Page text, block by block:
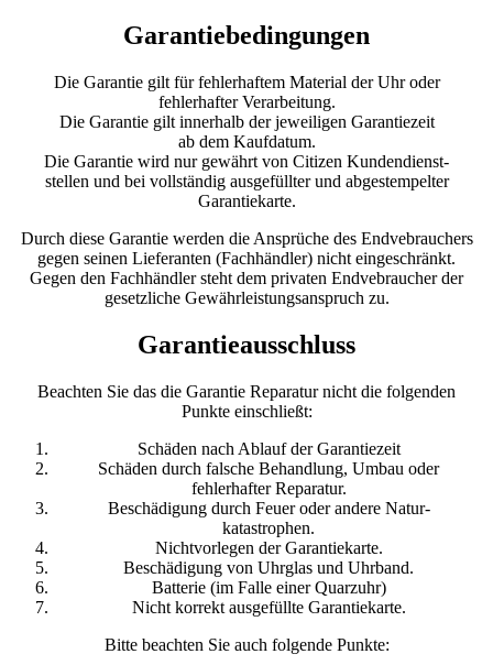
Garantiebedingungen
Die Garantie gilt für fehlerhaftem Material der Uhr oder
fehlerhafter Verarbeitung.
Die Garantie gilt innerhalb der jeweiligen Garantiezeit
ab dem Kaufdatum.
Die Garantie wird nur gewährt von Citizen Kundendienst-
stellen und bei vollständig ausgefüllter und abgestempelter
Garantiekarte.
Durch diese Garantie werden die Ansprüche des Endvebrauchers
gegen seinen Lieferanten (Fachhändler) nicht eingeschränkt.
Gegen den Fachhändler steht dem privaten Endvebraucher der
gesetzliche Gewährleistungsanspruch zu.
Garantieausschluss
Beachten Sie das die Garantie Reparatur nicht die folgenden
Punkte einschließt:
Schäden nach Ablauf der Garantiezeit
Schäden durch falsche Behandlung, Umbau oder
fehlerhafter Reparatur.
Beschädigung durch Feuer oder andere Natur-
katastrophen.
Nichtvorlegen der Garantiekarte.
Beschädigung von Uhrglas und Uhrband.
Batterie (im Falle einer Quarzuhr)
Nicht korrekt ausgefüllte Garantiekarte.
Bitte beachten Sie auch folgende Punkte: